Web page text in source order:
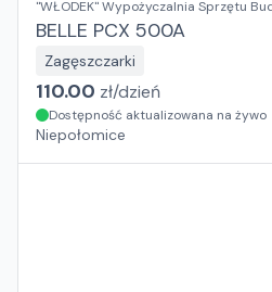
"WŁODEK" Wypożyczalnia Sprzętu
BELLE PCX 500A
Zagęszczarki
110.00 zł/dzień
Dostępność aktualizowana na żywo
Niepołomice